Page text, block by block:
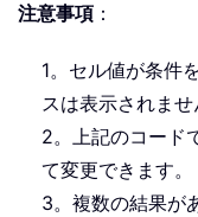
注意事項 ：
1。セル値が条件
スは表示されませ
2。上記のコード
て変更できます。
3。複数の結果が